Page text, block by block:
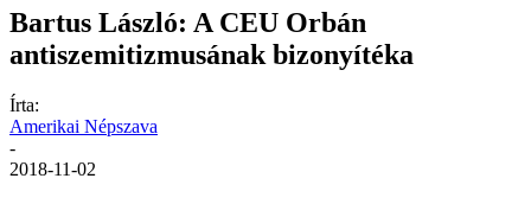
Bartus László: A CEU Orbán
antiszemitizmusának bizonyítéka
Írta:
Amerikai Népszava
-
2018-11-02